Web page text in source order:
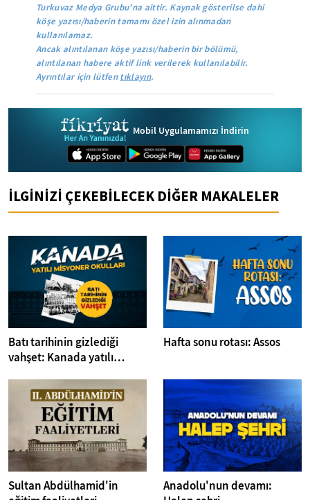
Turkuvaz Medya Grubu'na aittir. Kaynak gösterilse dahi
köşe yazısı/haberin tamamı özel izin alınmadan
kullanılamaz.
Ancak alıntılanan köşe yazısı/haberin bir bölümü,
alıntılanan habere aktif link verilerek kullanılabilir.
Ayrıntılar için lütfentıklayın.
Mobil Uygulamamızı İndirin
İLGİNİZİ ÇEKEBİLECEK DİĞER MAKALELER
Batı tarihinin gizlediği
vahşet: Kanada yatılı
Hafta sonu rotası: Assos
Sultan Abdülhamid'in
Anadolu'nun devamı: